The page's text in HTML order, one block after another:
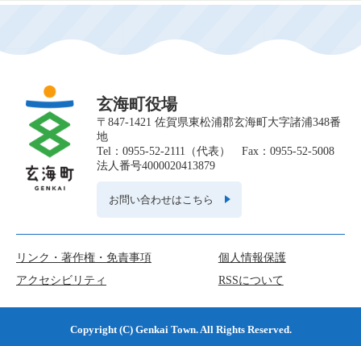
玄海町役場
〒847-1421 佐賀県東松浦郡玄海町大字諸浦348番
地
Tel：0955-52-2111（代表） Fax：0955-52-5008
法人番号4000020413879
お問い合わせはこちら
リンク・著作権・免責事項
個人情報保護
アクセシビリティ
RSSについて
Copyright (C) Genkai Town. All Rights Reserved.